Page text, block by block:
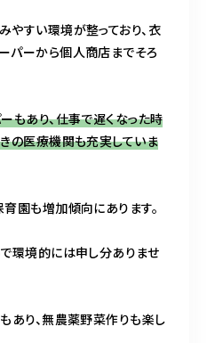
すい環境が整っており、衣
パーから個人商店までそろ
あり、仕事で遅くなった時
の医療機関も充実していま
園も増加傾向にあります。
環境的には申し分ありませ
あり、無農薬野菜作りも楽し